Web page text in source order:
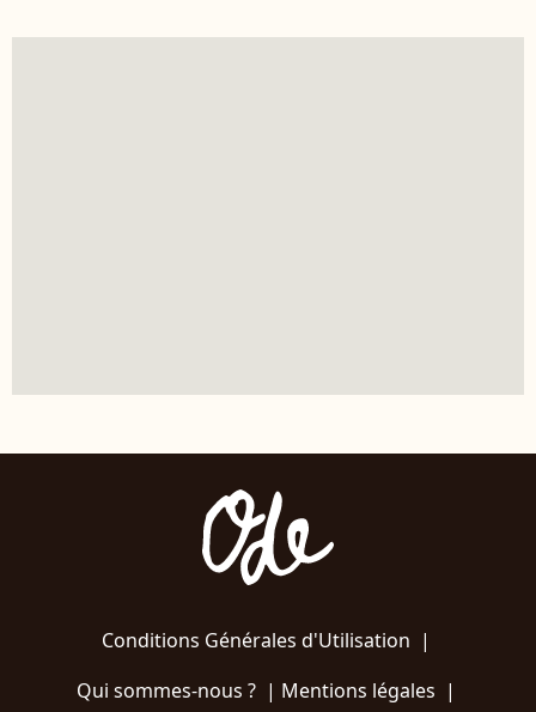
Conditions Générales d'Utilisation |
Qui sommes-nous ?| Mentions légales |